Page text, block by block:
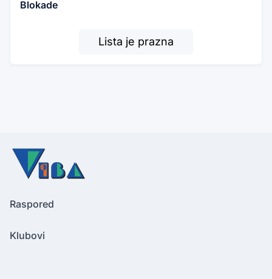
Blokade
Lista je prazna
Raspored
Klubovi